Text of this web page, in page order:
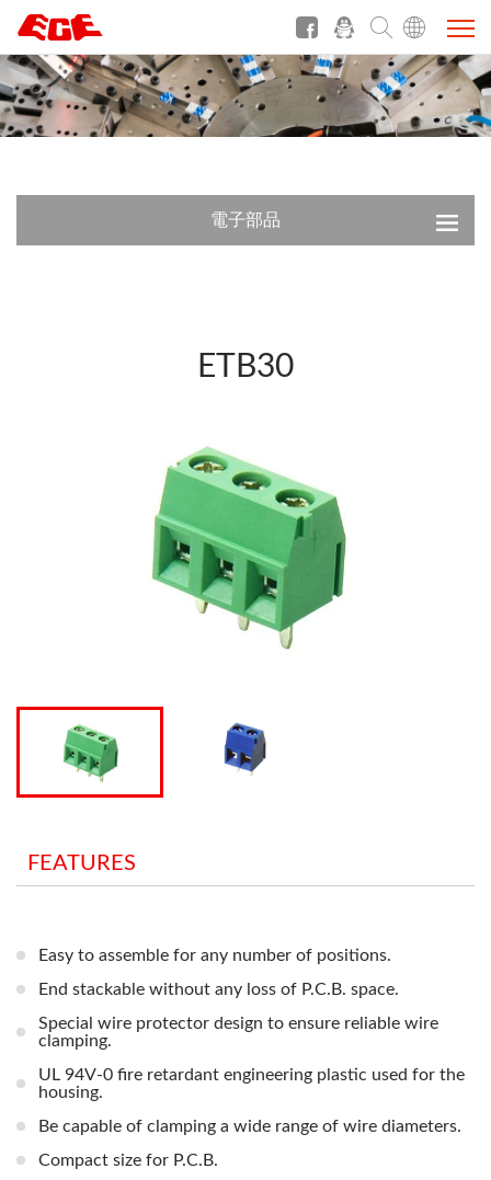
電子部品
ETB30
FEATURES
Easy to assemble for any number of positions.
End stackable without any loss of P.C.B. space.
Special wire protector design to ensure reliable wire
clamping.
UL 94V-0 fire retardant engineering plastic used for the
housing.
Be capable of clamping a wide range of wire diameters.
Compact size for P.C.B.